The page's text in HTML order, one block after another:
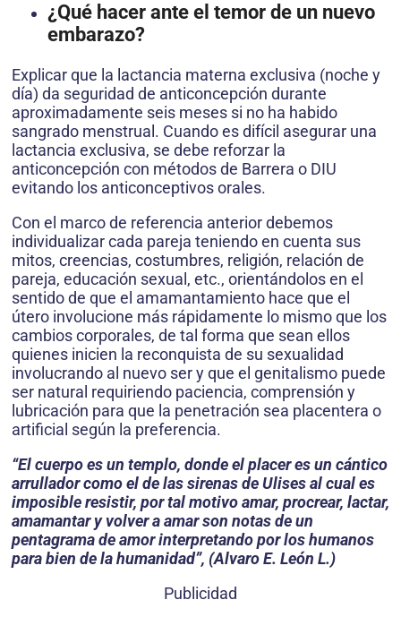
¿Qué hacer ante el temor de un nuevo
embarazo?
Explicar que la lactancia materna exclusiva (noche y
día) da seguridad de anticoncepción durante
aproximadamente seis meses si no ha habido
sangrado menstrual. Cuando es difícil asegurar una
lactancia exclusiva, se debe reforzar la
anticoncepción con métodos de Barrera o DIU
evitando los anticonceptivos orales.
Con el marco de referencia anterior debemos
individualizar cada pareja teniendo en cuenta sus
mitos, creencias, costumbres, religión, relación de
pareja, educación sexual, etc., orientándolos en el
sentido de que el amamantamiento hace que el
útero involucione más rápidamente lo mismo que los
cambios corporales, de tal forma que sean ellos
quienes inicien la reconquista de su sexualidad
involucrando al nuevo ser y que el genitalismo puede
ser natural requiriendo paciencia, comprensión y
lubricación para que la penetración sea placentera o
artificial según la preferencia.
“El cuerpo es un templo, donde el placer es un cántico
arrullador como el de las sirenas de Ulises al cual es
imposible resistir, por tal motivo amar, procrear, lactar,
amamantar y volver a amar son notas de un
pentagrama de amor interpretando por los humanos
para bien de la humanidad”, (Alvaro E. León L.)
Publicidad